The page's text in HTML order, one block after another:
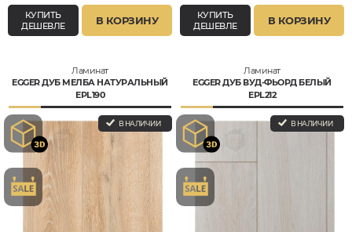
КУПИТЬ
ДЕШЕВЛЕ
В КОРЗИНУ
КУПИТЬ
ДЕШЕВЛЕ
В КОРЗИНУ
Ламинат
EGGER ДУБ МЕЛБА НАТУРАЛЬНЫЙ
EPL190
В НАЛИЧИИ
Ламинат
EGGER ДУБ ВУД-ФЬОРД БЕЛЫЙ
EPL212
В НАЛИЧИИ